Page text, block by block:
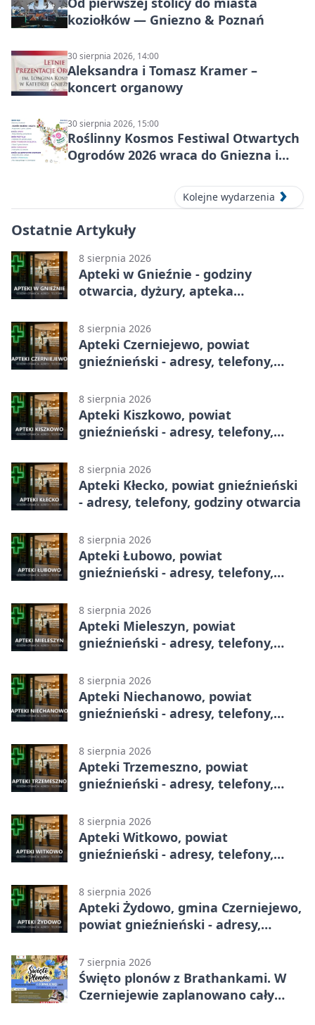
koziołków — Gniezno & Poznań
30 sierpnia 2026, 14:00
Aleksandra i Tomasz Kramer –
koncert organowy
30 sierpnia 2026, 15:00
Roślinny Kosmos Festiwal Otwartych
Ogrodów 2026 wraca do Gniezna i
Kolejne wydarzenia
Ostatnie Artykuły
8 sierpnia 2026
Apteki w Gnieźnie - godziny
otwarcia, dyżury, apteka
8 sierpnia 2026
Apteki Czerniejewo, powiat
gnieźnieński - adresy, telefony,
8 sierpnia 2026
Apteki Kiszkowo, powiat
gnieźnieński - adresy, telefony,
8 sierpnia 2026
Apteki Kłecko, powiat gnieźnieński
- adresy, telefony, godziny otwarcia
8 sierpnia 2026
Apteki Łubowo, powiat
gnieźnieński - adresy, telefony,
8 sierpnia 2026
Apteki Mieleszyn, powiat
gnieźnieński - adresy, telefony,
8 sierpnia 2026
Apteki Niechanowo, powiat
gnieźnieński - adresy, telefony,
8 sierpnia 2026
Apteki Trzemeszno, powiat
gnieźnieński - adresy, telefony,
8 sierpnia 2026
Apteki Witkowo, powiat
gnieźnieński - adresy, telefony,
8 sierpnia 2026
Apteki Żydowo, gmina Czerniejewo,
powiat gnieźnieński - adresy,
7 sierpnia 2026
Święto plonów z Brathankami. W
Czerniejewie zaplanowano cały